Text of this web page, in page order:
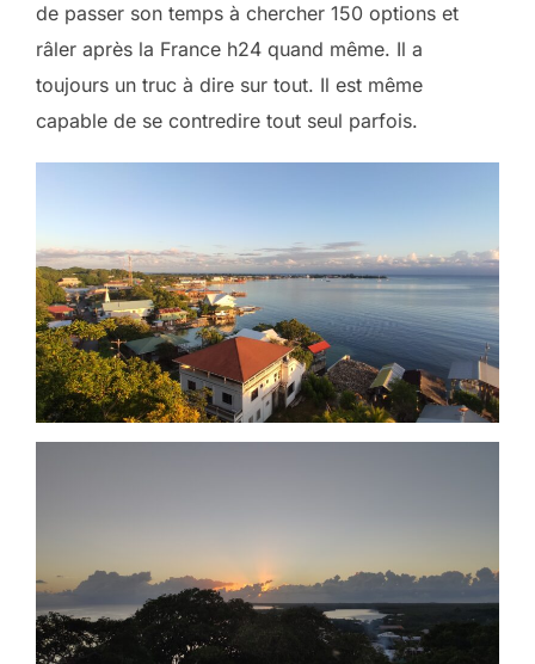
de passer son temps à chercher 150 options et
râler après la France h24 quand même. Il a
toujours un truc à dire sur tout. Il est même
capable de se contredire tout seul parfois.